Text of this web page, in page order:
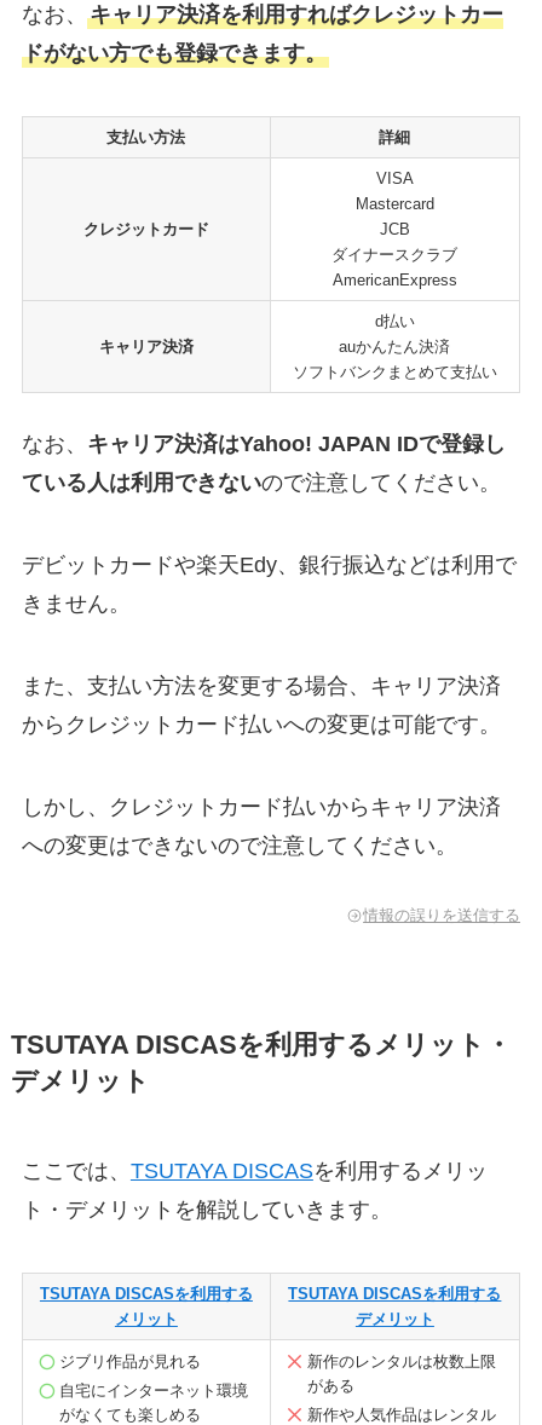
なお、 キャリア決済を利用すればクレジットカー
ドがない方でも登録できます。
支払い方法 詳細
クレジットカード
VISA
Mastercard
JCB
ダイナースクラブ
AmericanExpress
キャリア決済
d払い
auかんたん決済
ソフトバンクまとめて支払い
なお、 キャリア決済はYahoo! JAPAN IDで登録し
ている人は利用できないので注意してください。
デビットカードや楽天Edy、銀行振込などは利用で
きません。
また、支払い方法を変更する場合、キャリア決済
からクレジットカード払いへの変更は可能です。
しかし、クレジットカード払いからキャリア決済
への変更はできないので注意してください。
情報の誤りを送信する
TSUTAYA DISCASを利用するメリット・
デメリット
ここでは、 TSUTAYA DISCASを利用するメリッ
ト・デメリットを解説していきます。
TSUTAYA DISCASを利用する
メリット
TSUTAYA DISCASを利用する
デメリット
ジブリ作品が見れる
自宅にインターネット環境
がなくても楽しめる
新作のレンタルは枚数上限
がある
新作や人気作品はレンタル